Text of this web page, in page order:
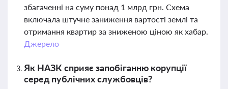
збагаченні на суму понад 1 млрд грн. Схема
включала штучне заниження вартості землі та
отримання квартир за зниженою ціною як хабар.
Джерело
Як НАЗК сприяє запобіганню корупції
серед публічних службовців?